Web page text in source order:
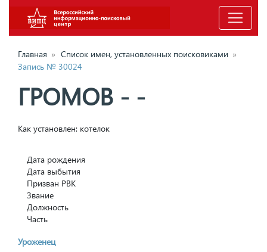
Главная » Список имен, установленных поисковиками »
Запись № 30024
ГРОМОВ - -
Как установлен: котелок
Дата рождения
Дата выбытия
Призван РВК
Звание
Должность
Часть
Уроженец